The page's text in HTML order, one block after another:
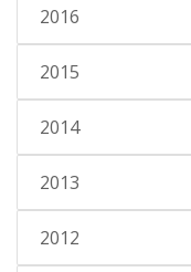
2016
2015
2014
2013
2012